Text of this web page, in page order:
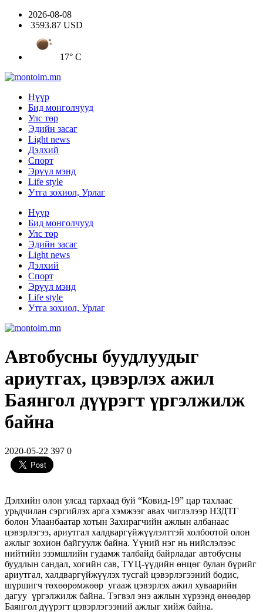
2026-08-08
3593.87 USD
17° C
Нүүр
Бид монголчууд
Улс төр
Эдийн засаг
Light news
Дэлхий
Спорт
Эрүүл мэнд
Life style
Утга зохиол, Урлаг
Нүүр
Бид монголчууд
Улс төр
Эдийн засаг
Light news
Дэлхий
Спорт
Эрүүл мэнд
Life style
Утга зохиол, Урлаг
Автобусны буудлуудыг
ариутгах, цэвэрлэх ажил
Баянгол дүүрэгт үргэлжилж
байна
2020-05-22 397 0
​Дэлхийн олон улсад тархаад буй “Ковид-19” цар тахлаас
урьдчилан сэргийлэх арга хэмжээг авах чиглэлээр НЗДТГ
болон Улаанбаатар хотын Захирагчийн ажлын албанаас
цэвэрлэгээ, ариутгал халдваргүйжүүлэлттэй холбоотой олон
ажлыг зохион байгуулж байна. Үүний нэг нь нийслэлээс
нийтийн эзэмшлийн гудамж талбайд байрладаг автобусны
буудлын сандал, хогийн сав, ТҮЦ-үүдийн өнцөг булан бүрийг
ариутгал, халдваргүйжүүлэх тусгай цэвэрлэгээний бодис,
шүршигч төхөөрөмжөөр угааж цэвэрлэх ажил хуваарийн
дагуу үргэлжилж байна. Тэгвэл энэ ажлын хүрээнд өнөөдөр
Баянгол дүүрэгт цэвэрлэгээний ажлыг хийж байна.